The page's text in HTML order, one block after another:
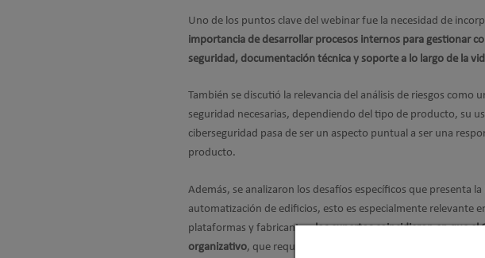
Uno de los puntos clave del webinar fue la necesidad de
importancia de desarrollar procesos internos para gestionar
seguridad, documentación técnica y soporte a lo largo de la
También se discutió la relevancia del análisis de riesgos
seguridad necesarias, dependiendo del tipo de producto, su
ciberseguridad pasa de ser un aspecto puntual a ser una
producto.
Además, se analizaron los desafíos específicos que presenta
automatización de edificios, esto es especialmente
plataformas y fabricantes,los expertos coincidieron en que el
organizativo, que requerirá coordinación entre áreas como